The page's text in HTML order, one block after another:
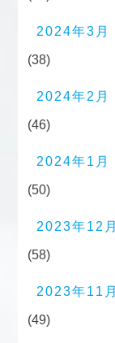
2024年3月
(38)
2024年2月
(46)
2024年1月
(50)
2023年12月
(58)
2023年11月
(49)